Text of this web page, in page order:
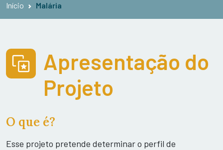
Início Malária
Apresentação do
Projeto
O que é?
Esse projeto pretende determinar o perfil de